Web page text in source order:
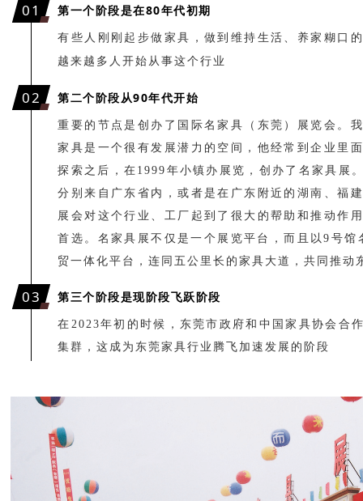
01 第一个阶段是在80年代初期
有些人刚刚起步做家具，做到维持生活、养家糊口
越来越多人开始从事这个行业
02 第二个阶段从90年代开始
重要的节点是创办了国际名家具（东莞）展览会。
家具是一个很有发展潜力的空间，他经常到企业里
探索之后，在1999年小镇办展览，创办了名家具展
分别来自广东省内，或者是在广东附近的湖南、福
展会对这个行业、工厂起到了很大的帮助和推动作
首选。名家具展不仅是一个展览平台，而且以9号馆
贸一体化平台，连同五公里长的家具大道，共同推动
03 第三个阶段是现阶段飞跃阶段
在2023年初的时候，东莞市政府和中国家具协会合
集群，这成为东莞家具行业腾飞加速发展的阶段